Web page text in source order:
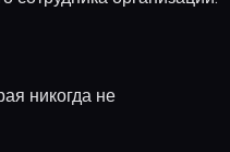
никогда не